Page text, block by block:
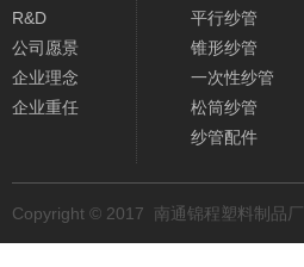
R&D
公司愿景
企业理念
企业重任
平行纱管
锥形纱管
一次性纱管
松筒纱管
纱管配件
Copyright © 2017 南通锦程塑料制品厂